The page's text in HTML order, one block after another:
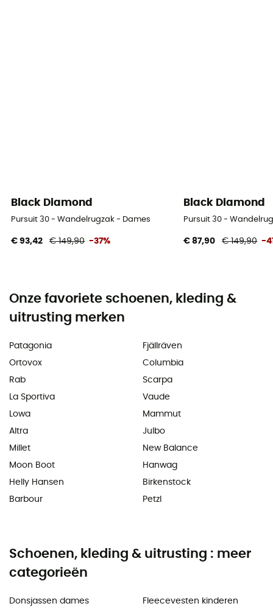
Black Diamond
Pursuit 30 - Wandelrugzak - Dames
€ 93,42 € 149,90 -37%
Black Diamond
Pursuit 30 -
€ 87,90 € 149,90 -
Onze favoriete schoenen, kleding &
uitrusting merken
Patagonia
Ortovox
Rab
La Sportiva
Lowa
Altra
Millet
Moon Boot
Helly Hansen
Barbour
Fjällräven
Columbia
Scarpa
Vaude
Mammut
Julbo
New Balance
Hanwag
Birkenstock
Petzl
Schoenen, kleding & uitrusting : meer
categorieën
Donsjassen dames
Fleecevesten kinderen